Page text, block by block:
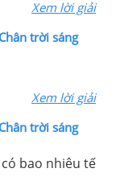
Xem lời giải
trời sáng
Xem lời giải
trời sáng
bao nhiêu tế